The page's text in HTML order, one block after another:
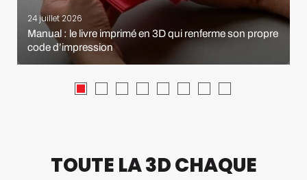
24 juillet 2026
Manual : le livre imprimé en 3D qui renferme son propre
code d’impression
TOUTE LA 3D CHAQUE